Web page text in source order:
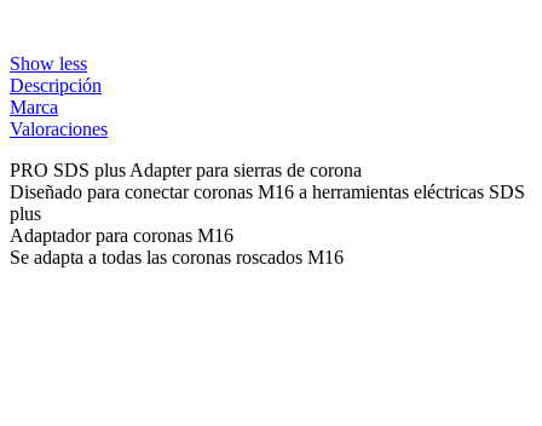
Show less
Descripción
Marca
Valoraciones
PRO SDS plus Adapter para sierras de corona
Diseñado para conectar coronas M16 a herramientas eléctricas SDS
plus
Adaptador para coronas M16
Se adapta a todas las coronas roscados M16